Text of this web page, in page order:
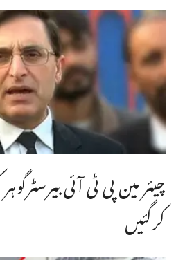
چیئر مین پی ٹی آئی
کرگئیں